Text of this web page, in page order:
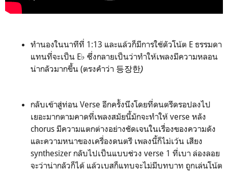
ทำนองในนาทีที่ 1:13 และแล้วก็มีการใช้ตัวโน้ต E ธรรมดา
แทนที่จะเป็น E♭ ซึ่งกลายเป็นว่าทำให้เพลงมีความหลอน
น่ากลัวมากขึ้น (ตรงคำว่า 등장한)
กลับเข้าสู่ท่อน Verse อีกครั้งนึงโดยที่ดนตรีดรอปลงไป
เยอะมากตามคาดที่เพลงสมัยนี้มักจะทำให้ verse หลัง
chorus มีความแตกต่างอย่างชัดเจนในเรื่องของความดัง
และความหนาของเครื่องดนตรี เพลงนี้ก็ไม่เว้น เสียง
synthesizer กลับไปเป็นแบบช่วง verse 1 ที่เบา ล่องลอย
จะว่าน่ากลัวก็ได้ แล้วเบสก็แทบจะไม่มีบทบาท ถูกเล่นโน้ต